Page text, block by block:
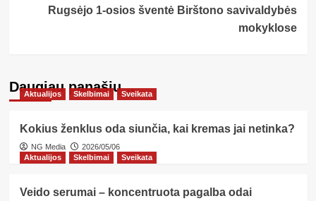
Rugsėjo 1-osios šventė Birštono savivaldybės
mokyklose
Daugiau panašių…
Aktualijos Skelbimai Sveikata
Kokius ženklus oda siunčia, kai kremas jai netinka?
NG Media
2026/05/06
Aktualijos
Skelbimai Sveikata
Veido serumai – koncentruota pagalba odai